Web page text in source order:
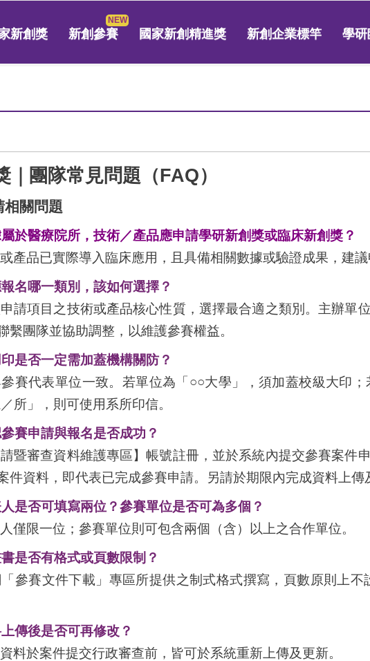
新創獎 新創參賽 國家新創精進獎 新創企業標竿 學
｜團隊常見問題（FAQ）
相關問題
屬於醫療院所，技術／產品應申請學研新創獎或臨床新創獎？
產品已實際導入臨床應用，且具備相關數據或驗證成果，建議
報名哪一類別，該如何選擇？
請項目之技術或產品核心性質，選擇最合適之類別。主辦單
繫團隊並協助調整，以維護參賽權益。
印是否一定需加蓋機構關防？
賽代表單位一致。若單位為「○○大學」，須加蓋校級大印
所」，則可使用系所印信。
參賽申請與報名是否成功？
暨審查資料維護專區】帳號註冊，並於系統內提交參賽案件
件資料，即代表已完成參賽申請。另請於期限內完成資料上傳
人是否可填寫兩位？參賽單位是否可為多個？
僅限一位；參賽單位則可包含兩個（含）以上之合作單位。
書是否有格式或頁數限制？
參賽文件下載」專區所提供之制式格式撰寫，頁數原則上
上傳後是否可再修改？
料於案件提交行政審查前，皆可於系統重新上傳及更新。